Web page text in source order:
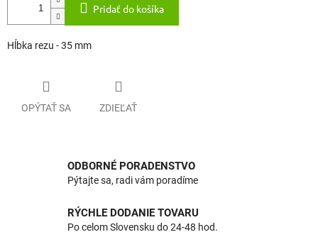
Pridať do košíka
Hĺbka rezu - 35 mm
OPÝTAŤ SA ZDIEĽAŤ
ODBORNÉ PORADENSTVO
Pýtajte sa, radi vám poradíme
RÝCHLE DODANIE TOVARU
Po celom Slovensku do 24-48 hod.